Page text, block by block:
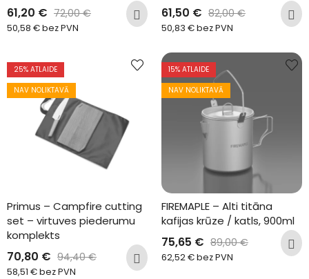
61,20 € 72,00€
50,58 €bez PVN
61,50 € 82,00€
50,83 €bez PVN
25% ATLAIDE
NAV NOLIKTAVĀ
Primus – Campfire cutting
set – virtuves piederumu
komplekts
70,80 € 94,40€
58,51 €bez PVN
15% ATLAIDE
NAV NOLIKTAVĀ
FIREMAPLE – Alti titāna
kafijas krūze / katls, 900ml
75,65 € 89,00€
62,52€bez PVN